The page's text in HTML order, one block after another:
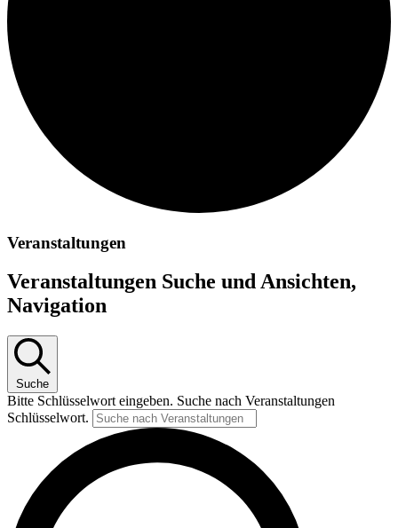
Veranstaltungen
Veranstaltungen Suche und Ansichten,
Navigation
Suche
Bitte Schlüsselwort eingeben. Suche nach Veranstaltungen
Schlüsselwort.